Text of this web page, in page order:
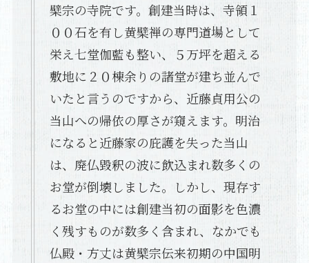
檗宗の寺院です。創建当時は、寺領１
００石を有し黄檗禅の専門道場として
栄え七堂伽藍も整い、５万坪を超える
敷地に２０棟余りの諸堂が建ち並んで
いたと言うのですから、近藤貞用公の
当山への帰依の厚さが窺えます。明治
になると近藤家の庇護を失った当山
は、廃仏毀釈の波に飲込まれ数多くの
お堂が倒壊しました。しかし、現存す
るお堂の中には創建当初の面影を色濃
く残すものが数多く含まれ、なかでも
仏殿・方丈は黄檗宗伝来初期の中国明